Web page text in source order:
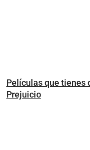
Películas que tienes
Prejuicio